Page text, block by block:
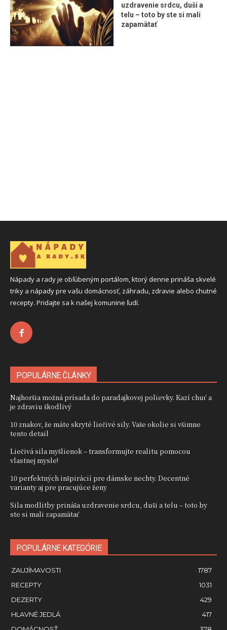
uzdravenie srdcu, duši a
telu – toto by ste si mali
zapamätať
Nápady a rady je obľúbeným portálom, ktorý denne prináša skvelé
triky a nápady pre vašu domácnosť, záhradu, zdravie alebo chutné
recepty. Pridajte sa k našej komunine ľudí.
POPULÁRNE ČLÁNKY
Najhoršia možná prísada do paradajkovej polievky. Kazí chuť a
je zdraviu škodlivý
10 znakov, že máte skryté liečivé sily. Vaše okolie si všimne
tento detail
Liečivá sila myšlienok – transformujte realitu pomocou
vlastnej mysle!
10 perfektných inšpirácií pre dámske nechty. Decentné
varianty aj pre pracujúce ženy
Sila modlitby prináša uzdravenie srdcu, duši a telu – toto by
ste si mali zapamätať
POPULÁRNE KATEGÓRIE
ZAUJÍMAVOSTI
1787
RECEPTY
1031
DEZERTY
429
HLAVNÉ JEDLÁ
417